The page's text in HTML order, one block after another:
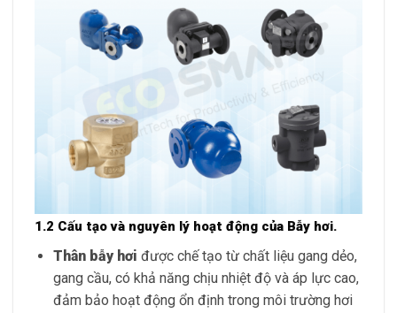
1.2 Cấu tạo và nguyên lý hoạt động của Bẫy hơi.
Thân bẫy hơi được chế tạo từ chất liệu gang dẻo,
gang cầu, có khả năng chịu nhiệt độ và áp lực cao,
đảm bảo hoạt động ổn định trong môi trường hơi